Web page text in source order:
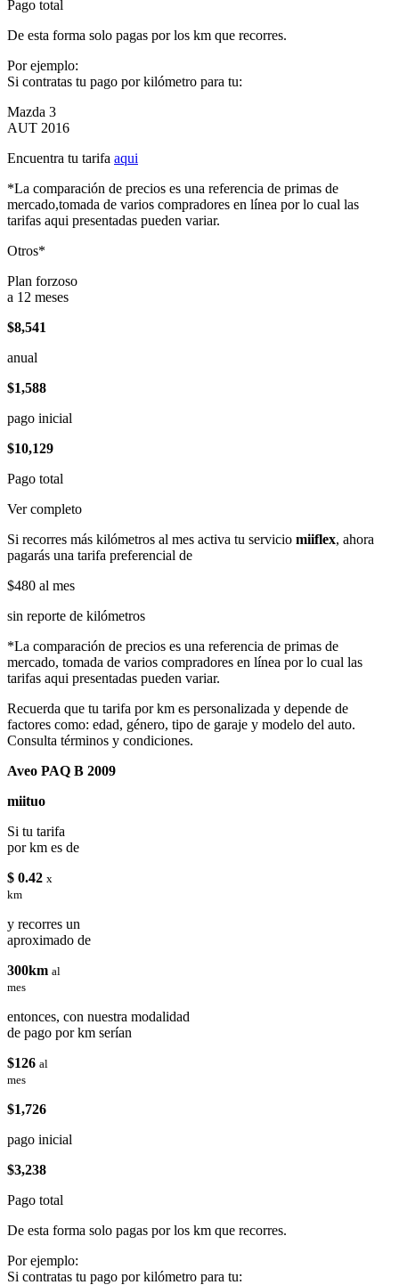
Pago total
De esta forma solo pagas por los km que recorres.
Por ejemplo:
Si contratas tu pago por kilómetro para tu:
Mazda 3
AUT 2016
Encuentra tu tarifa aqui
*La comparación de precios es una referencia de primas de
mercado,tomada de varios compradores en línea por lo cual las
tarifas aqui presentadas pueden variar.
Otros*
Plan forzoso
a 12 meses
$8,541
anual
$1,588
pago inicial
$10,129
Pago total
Ver completo
Si recorres más kilómetros al mes activa tu servicio miiflex, ahora
pagarás una tarifa preferencial de
$480 al mes
sin reporte de kilómetros
*La comparación de precios es una referencia de primas de
mercado, tomada de varios compradores en línea por lo cual las
tarifas aqui presentadas pueden variar.
Recuerda que tu tarifa por km es personalizada y depende de
factores como: edad, género, tipo de garaje y modelo del auto.
Consulta términos y condiciones.
Aveo PAQ B 2009
miituo
Si tu tarifa
por km es de
$ 0.42 x
km
y recorres un
aproximado de
300km al
mes
entonces, con nuestra modalidad
de pago por km serían
$126 al
mes
$1,726
pago inicial
$3,238
Pago total
De esta forma solo pagas por los km que recorres.
Por ejemplo:
Si contratas tu pago por kilómetro para tu: